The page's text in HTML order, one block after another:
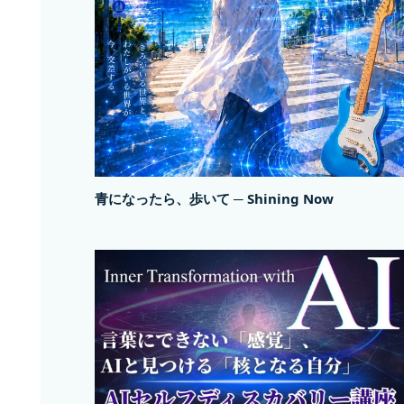
青になったら、歩いて ─ Shining Now